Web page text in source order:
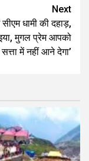
Next
सीएम धामी की दहाड़,
मुगल प्रेम आपको
सत्ता में नहीं आने देगा’